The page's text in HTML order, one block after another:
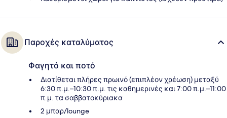
Παροχές καταλύματος
Φαγητό και ποτό
Διατίθεται πλήρες πρωινό (επιπλέον χρέωση) μεταξύ
6:30 π.μ.–10:30 π.μ. τις καθημερινές και 7:00 π.μ.–11:00
π.μ. τα σαββατοκύριακα
2 μπαρ/lounge